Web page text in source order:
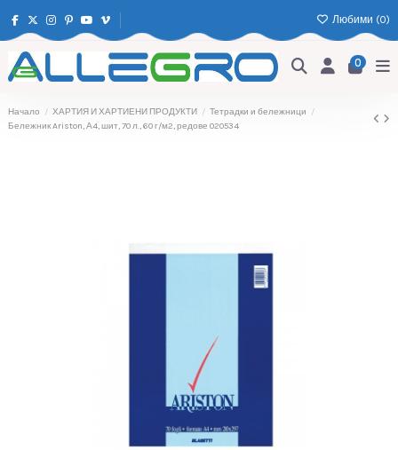
Любими (0)
0
Начало ХАРТИЯ И ХАРТИЕНИ ПРОДУКТИ
Тетрадки и бележници
Бележник Ariston, А4, шит, 70 л., 60 г/м2, редове 020534